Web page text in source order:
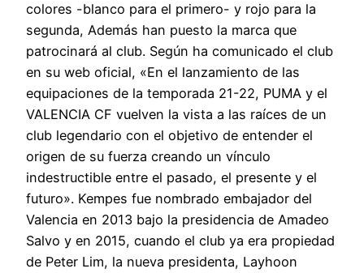
colores -blanco para el primero- y rojo para la
segunda, Además han puesto la marca que
patrocinará al club. Según ha comunicado el club
en su web oficial, «En el lanzamiento de las
equipaciones de la temporada 21-22, PUMA y el
VALENCIA CF vuelven la vista a las raíces de un
club legendario con el objetivo de entender el
origen de su fuerza creando un vínculo
indestructible entre el pasado, el presente y el
futuro». Kempes fue nombrado embajador del
Valencia en 2013 bajo la presidencia de Amadeo
Salvo y en 2015, cuando el club ya era propiedad
de Peter Lim, la nueva presidenta, Layhoon